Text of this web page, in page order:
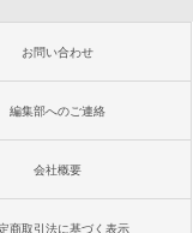
お問い合わせ
編集部へのご連絡
会社概要
商取引法に基づく表示